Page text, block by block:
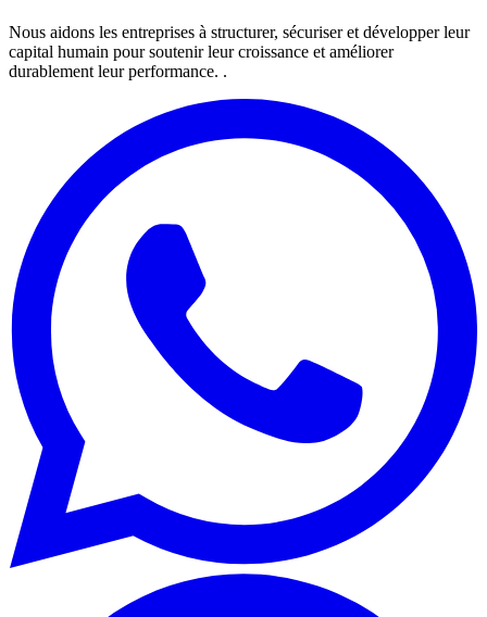
Nous aidons les entreprises à structurer, sécuriser et développer leur
capital humain pour soutenir leur croissance et améliorer
durablement leur performance. .